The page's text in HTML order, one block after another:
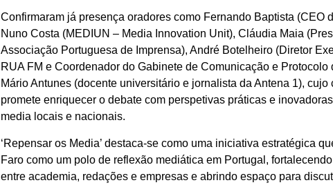
Confirmaram já presença oradores como Fernando Baptista (CEO
Nuno Costa (MEDIUN – Media Innovation Unit), Cláudia Maia
Associação Portuguesa de Imprensa), André Botelheiro (Diretor
RUA FM e Coordenador do Gabinete de Comunicação e Protocolo
Mário Antunes (docente universitário e jornalista da Antena 1), cujo
promete enriquecer o debate com perspetivas práticas e
media locais e nacionais.
‘Repensar os Media’ destaca-se como uma iniciativa estratégica
Faro como um polo de reflexão mediática em Portugal,
entre academia, redações e empresas e abrindo espaço para